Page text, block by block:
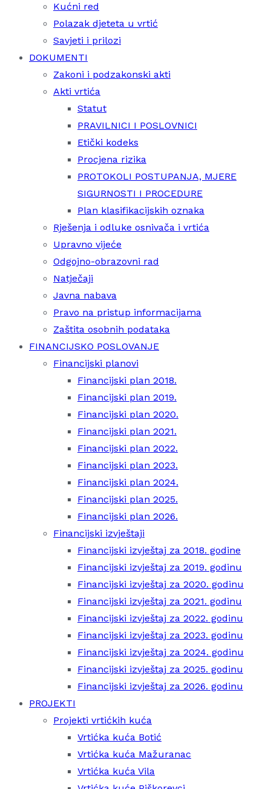
Kućni red
Polazak djeteta u vrtić
Savjeti i prilozi
DOKUMENTI
Zakoni i podzakonski akti
Akti vrtića
Statut
PRAVILNICI I POSLOVNICI
Etički kodeks
Procjena rizika
PROTOKOLI POSTUPANJA, MJERE
SIGURNOSTI I PROCEDURE
Plan klasifikacijskih oznaka
Rješenja i odluke osnivača i vrtića
Upravno vijeće
Odgojno-obrazovni rad
Natječaji
Javna nabava
Pravo na pristup informacijama
Zaštita osobnih podataka
FINANCIJSKO POSLOVANJE
Financijski planovi
Financijski plan 2018.
Financijski plan 2019.
Financijski plan 2020.
Financijski plan 2021.
Financijski plan 2022.
Financijski plan 2023.
Financijski plan 2024.
Financijski plan 2025.
Financijski plan 2026.
Financijski izvještaji
Financijski izvještaj za 2018. godine
Financijski izvještaj za 2019. godinu
Financijski izvještaj za 2020. godinu
Financijski izvještaj za 2021. godinu
Financijski izvještaj za 2022. godinu
Financijski izvještaj za 2023. godinu
Financijski izvještaj za 2024. godinu
Financijski izvještaj za 2025. godinu
Financijski izvještaj za 2026. godinu
PROJEKTI
Projekti vrtićkih kuća
Vrtićka kuća Botić
Vrtićka kuća Mažuranac
Vrtićka kuća Vila